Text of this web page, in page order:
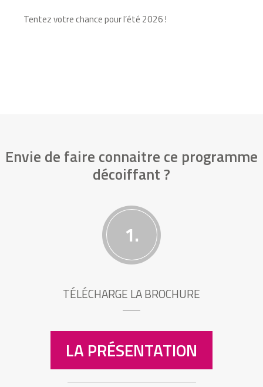
Tentez votre chance pour l’été 2026 !
Envie de faire connaitre ce programme
décoiffant ?
1.
TÉLÉCHARGE LA BROCHURE
LA PRÉSENTATION